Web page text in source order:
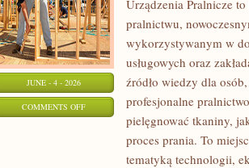
JUNE - 4 - 2026
COMMENTS OFFON
URZĄDZENIA
PRALNICZE
Urządzenia Pralnicze
pralnictwu,
wykorzystywanym w
usługowych oraz
źródło wiedzy dla
profesjonalne
pielęgnować tkaniny,
proces prania. To
tematyką technologii,